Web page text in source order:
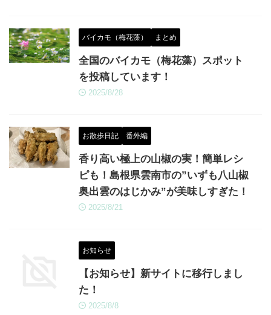
バイカモ（梅花藻） まとめ
全国のバイカモ（梅花藻）スポット
を投稿しています！
2025/8/28
お散歩日記 番外編
香り高い極上の山椒の実！簡単レシ
ピも！島根県雲南市の”いずも八山椒
奥出雲のはじかみ”が美味しすぎた！
2025/8/21
お知らせ
【お知らせ】新サイトに移行しまし
た！
2025/8/8